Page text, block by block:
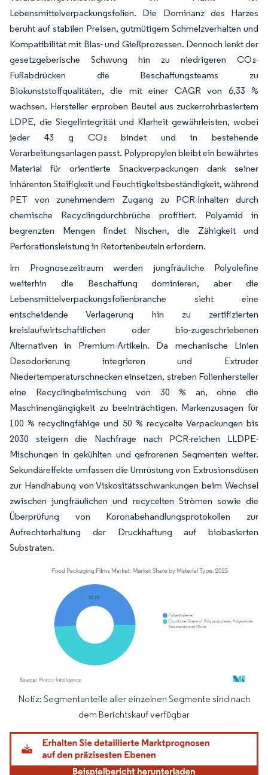
Lebensmittelverpackungsfolien. Die Dominanz des Harzes
beruht auf stabilen Preisen, gutmütigem Schmelzverhalten und
Kompatibilität mit Blas- und Gießprozessen. Dennoch lenkt der
gesetzgeberische Schwung hin zu niedrigeren CO₂-
Fußabdrücken die Beschaffungsteams zu
Biokunststoffqualitäten, die mit einer CAGR von 6,33 %
wachsen. Hersteller erproben Beutel aus zuckerrohrbasiertem
LDPE, die Siegelintegrität und Klarheit gewährleisten, wobei
jeder 43 g CO₂ bindet und in bestehende
Verarbeitungsanlagen passt. Polypropylen bleibt ein bewährtes
Material für orientierte Snackverpackungen dank seiner
inhärenten Steifigkeit und Feuchtigkeitsbeständigkeit, während
PET von zunehmendem Zugang zu PCR-Inhalten durch
chemische Recyclingdurchbrüche profitiert. Polyamid in
begrenzten Mengen findet Nischen, die Zähigkeit und
Perforationsleistung in Retortenbeuteln erfordern.
Im Prognosezeitraum werden jungfräuliche Polyolefine
weiterhin die Beschaffung dominieren, aber die
Lebensmittelverpackungsfolienbranche sieht eine
entscheidende Verlagerung hin zu zertifizierten
kreislaufwirtschaftlichen oder bio-zugeschriebenen
Alternativen in Premium-Artikeln. Da mechanische Linien
Desodorierung integrieren und Extruder
Niedertemperaturschnecken einsetzen, streben Folienhersteller
eine Recyclingbeimischung von 30 % an, ohne die
Maschinengängigkeit zu beeinträchtigen. Markenzusagen für
100 % recyclingfähige und 50 % recycelte Verpackungen bis
2030 steigern die Nachfrage nach PCR-reichen LLDPE-
Mischungen in gekühlten und gefrorenen Segmenten weiter.
Sekundäreffekte umfassen die Umrüstung von Extrusionsdüsen
zur Handhabung von Viskositätsschwankungen beim Wechsel
zwischen jungfräulichen und recycelten Strömen sowie die
Überprüfung von Koronabehandlungsprotokollen zur
Aufrechterhaltung der Druckhaftung auf biobasierten
Substraten.
Bild © Mordor Intelligence. Wiederverwendung erfordert Namensnennung
Notiz: Segmentanteile aller einzelnen Segmente sind nach
dem Berichtskauf verfügbar